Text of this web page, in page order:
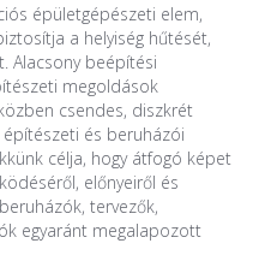
épületgépészeti elem,
a helyiség hűtését,
Alacsony beépítési
megoldások
csendes, diszkrét
és beruházói
célja, hogy átfogó képet
előnyeiről és
tervezők,
egyaránt megalapozott